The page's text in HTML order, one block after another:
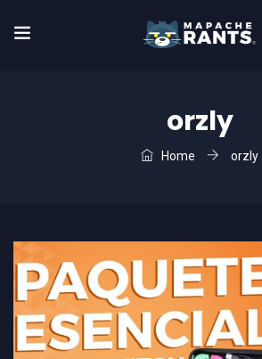
orzly
Home orzly